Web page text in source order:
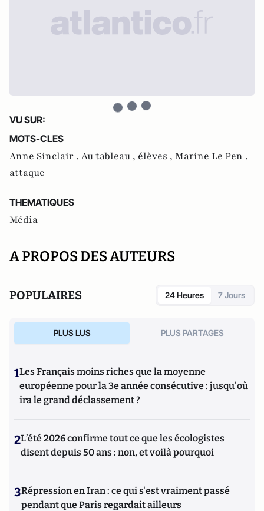
VU SUR:
MOTS-CLES
Anne Sinclair , Au tableau , élèves , Marine Le Pen ,
attaque
THEMATIQUES
Média
A PROPOS DES AUTEURS
POPULAIRES 24 Heures 7 Jours
PLUS LUS PLUS PARTAGES
1Les Français moins riches que la moyenne
européenne pour la 3e année consécutive : jusqu'où
ira le grand déclassement ?
2L’été 2026 confirme tout ce que les écologistes
disent depuis 50 ans : non, et voilà pourquoi
3Répression en Iran : ce qui s'est vraiment passé
pendant que Paris regardait ailleurs